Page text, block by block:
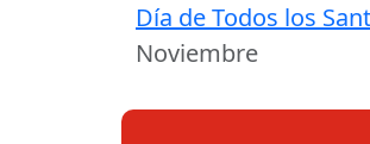
Día de Todos los
Noviembre